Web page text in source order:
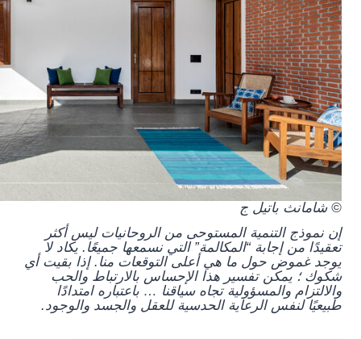
© شامانث باتيل ج
إن نموذج التنمية المستوحى من الروحانيات ليس أكثر
تعقيدًا من إجابة “المكالمة” التي نسمعها جميعًا. يكاد لا
يوجد غموض حول ما هي أعلى التوقعات منا. إذا بقيت أي
شكوك ؛ يمكن تفسير هذا الإحساس بالارتباط والحب
والالتزام والمسؤولية تجاه سياقنا … باعتباره امتدادًا
طبيعيًا لنفس الرعاية الحدسية للعقل والجسد والوجود.